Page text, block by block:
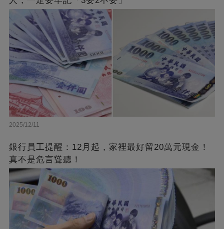
2025/12/11
銀行員工提醒：12月起，家裡最好留20萬元現金！
真不是危言聳聽！